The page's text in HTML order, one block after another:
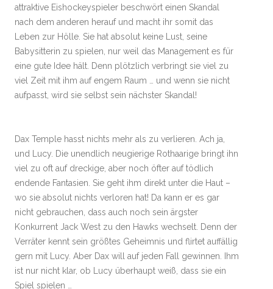
attraktive Eishockeyspieler beschwört einen Skandal
nach dem anderen herauf und macht ihr somit das
Leben zur Hölle. Sie hat absolut keine Lust, seine
Babysitterin zu spielen, nur weil das Management es für
eine gute Idee hält. Denn plötzlich verbringt sie viel zu
viel Zeit mit ihm auf engem Raum … und wenn sie nicht
aufpasst, wird sie selbst sein nächster Skandal!
Dax Temple hasst nichts mehr als zu verlieren. Ach ja,
und Lucy. Die unendlich neugierige Rothaarige bringt ihn
viel zu oft auf dreckige, aber noch öfter auf tödlich
endende Fantasien. Sie geht ihm direkt unter die Haut –
wo sie absolut nichts verloren hat! Da kann er es gar
nicht gebrauchen, dass auch noch sein ärgster
Konkurrent Jack West zu den Hawks wechselt. Denn der
Verräter kennt sein größtes Geheimnis und flirtet auffällig
gern mit Lucy. Aber Dax will auf jeden Fall gewinnen. Ihm
ist nur nicht klar, ob Lucy überhaupt weiß, dass sie ein
Spiel spielen …